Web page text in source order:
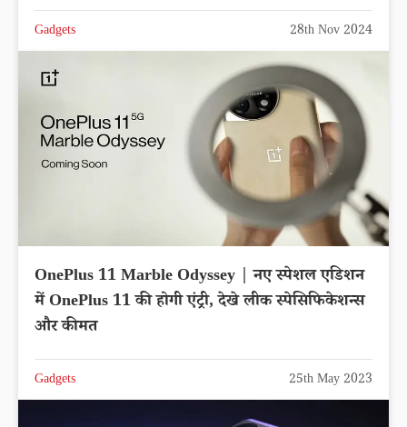
Gadgets 28th Nov 2024
OnePlus 11 Marble Odyssey | नए स्पेशल एडिशन
में OnePlus 11 की होगी एंट्री, देखे लीक स्पेसिफिकेशन्स
और कीमत
Gadgets 25th May 2023